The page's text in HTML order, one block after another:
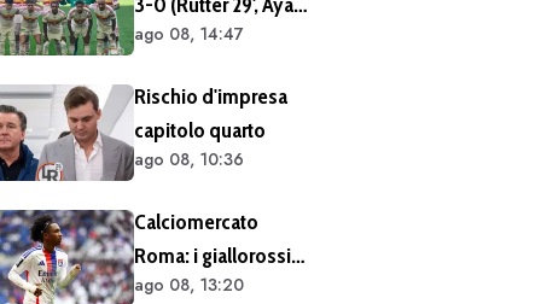
tra un mese.
Cessioni? Chiedete
al CEO"
40' 49'): ko netto
del tour britannico
(FOTO e VIDEO)
ago 08, 14:47
Rischio d'impresa
capitolo quarto
ago 08, 10:36
Calciomercato
Roma: i giallorossi
hanno seguito
ago 08, 13:20